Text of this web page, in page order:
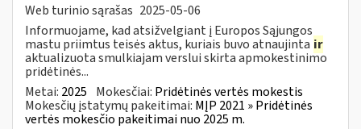
Web turinio sąrašas 2025-05-06
Informuojame, kad atsižvelgiant į Europos Sąjungos
mastu priimtus teisės aktus, kuriais buvo atnaujinta ir
aktualizuota smulkiajam verslui skirta apmokestinimo
pridėtinės...
Metai: 2025 Mokesčiai: Pridėtinės vertės mokestis
Mokesčių įstatymų pakeitimai: MĮP 2021 » Pridėtinės
vertės mokesčio pakeitimai nuo 2025 m.